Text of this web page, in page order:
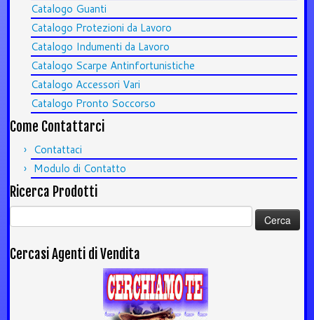
Catalogo Guanti
Catalogo Protezioni da Lavoro
Catalogo Indumenti da Lavoro
Catalogo Scarpe Antinfortunistiche
Catalogo Accessori Vari
Catalogo Pronto Soccorso
Come Contattarci
Contattaci
Modulo di Contatto
Ricerca Prodotti
Ricerca
per:
Cercasi Agenti di Vendita